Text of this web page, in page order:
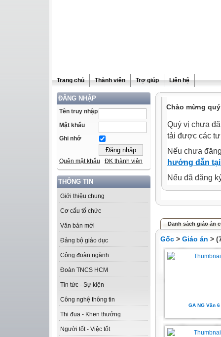
Trang chủ Thành viên Trợ giúp Liên hệ
ĐĂNG NHẬP
Tên truy nhập
Mật khẩu
Ghi nhớ
Quên mật khẩu ĐK thành viên
THÔNG TIN
Giới thiệu chung
Cơ cấu tổ chức
Văn bản mới
Đảng bộ giáo dục
Công đoàn ngành
Đoàn TNCS HCM
Tin tức - Sự kiện
Công nghệ thông tin
Thi đua - Khen thưởng
Người tốt - Việc tốt
Chào mừng
Quý vị chưa
tải được các
Nếu chưa
hướng dẫn
Nếu đã đăng
Danh sách giáo án
Gốc > Giáo án >
GA NG Văn 6